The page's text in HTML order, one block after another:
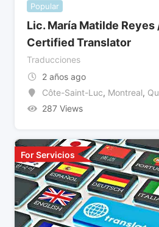
Popular
Lic. María Matilde Reyes
Certified Translator
Traducciones
2 años ago
Côte-Saint-Luc, Montreal,
287 Views
For Servicios